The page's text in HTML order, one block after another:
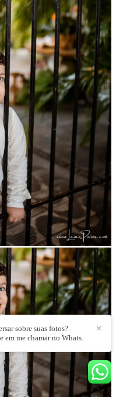
✕
sobre suas fotos?
em me chamar no Whats.